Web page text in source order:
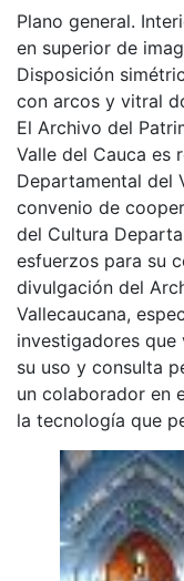
Plano general.
en superior de
Disposición
con arcos y vitral
El Archivo del
Valle del Cauca es
Departamental del
convenio de
del Cultura
esfuerzos para su
divulgación del
Vallecaucana,
investigadores
su uso y consulta
un colaborador en
la tecnología que